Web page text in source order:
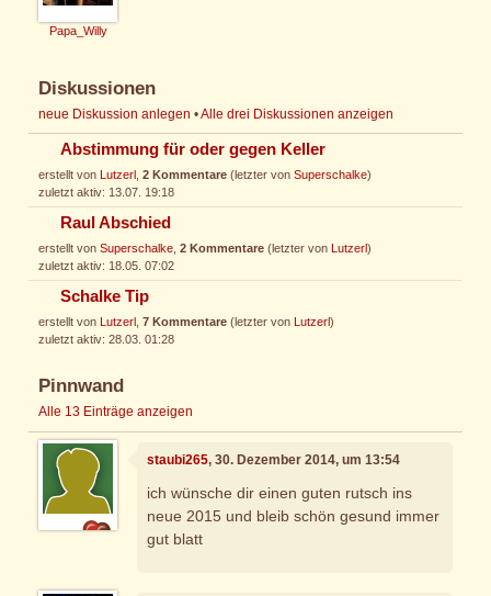
Papa_Willy
Diskussionen
neue Diskussion anlegen •Alle drei Diskussionen anzeigen
Abstimmung für oder gegen Keller
erstellt von Lutzerl 2 Kommentare (letzter von Superschalke)
zuletzt aktiv: 13.07. 19:18
Raul Abschied
erstellt von Superschalke 2 Kommentare (letzter von Lutzerl)
zuletzt aktiv: 18.05. 07:02
Schalke Tip
erstellt von Lutzerl 7 Kommentare (letzter von Lutzerl)
zuletzt aktiv: 28.03. 01:28
Pinnwand
Alle 13 Einträge anzeigen
staubi265, 30. Dezember 2014, um 13:54
ich wünsche dir einen guten rutsch ins
neue 2015 und bleib schön gesund immer
gut blatt